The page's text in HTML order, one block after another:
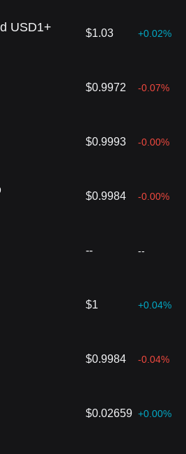
USD1+ $1.03 +0.02%
$0.9972 -0.07%
$0.9993 -0.00%
$0.9984 -0.00%
-- --
$1 +0.04%
$0.9984 -0.04%
$0.02659 +0.00%